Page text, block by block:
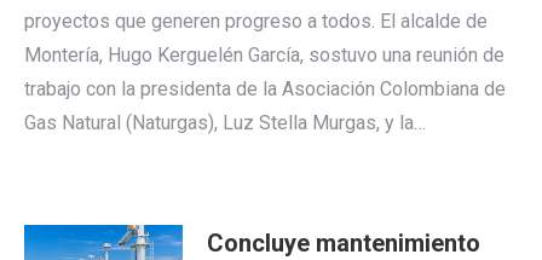
proyectos que generen progreso a todos. El alcalde de
Montería, Hugo Kerguelén García, sostuvo una reunión de
trabajo con la presidenta de la Asociación Colombiana de
Gas Natural (Naturgas), Luz Stella Murgas, y la…
Concluye mantenimiento